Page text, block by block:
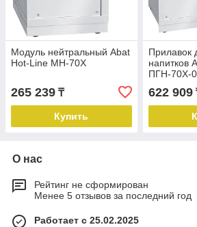
Модуль нейтральный Abat
Hot-Line МН-70Х
265 239 ₸
Купить
Прилавок
напитков
ПГН-70Х-
622 909
О нас
Рейтинг не сформирован
Менее 5 отзывов за последний год
Работает с 25.02.2025